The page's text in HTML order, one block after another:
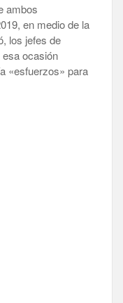
ambos
en medio de la
los jefes de
ocasión
«esfuerzos» para